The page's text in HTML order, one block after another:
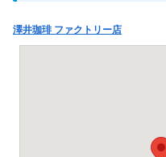
澤井珈琲 ファクトリー店